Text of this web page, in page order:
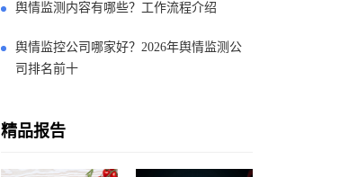
舆情监测内容有哪些？工作流程介绍
舆情监控公司哪家好？2026年舆情监测公
司排名前十
精品报告